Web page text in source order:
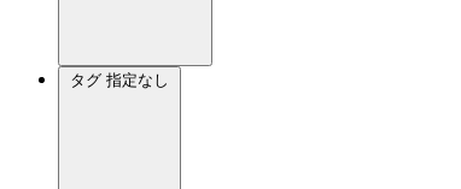
タグ 指定なし